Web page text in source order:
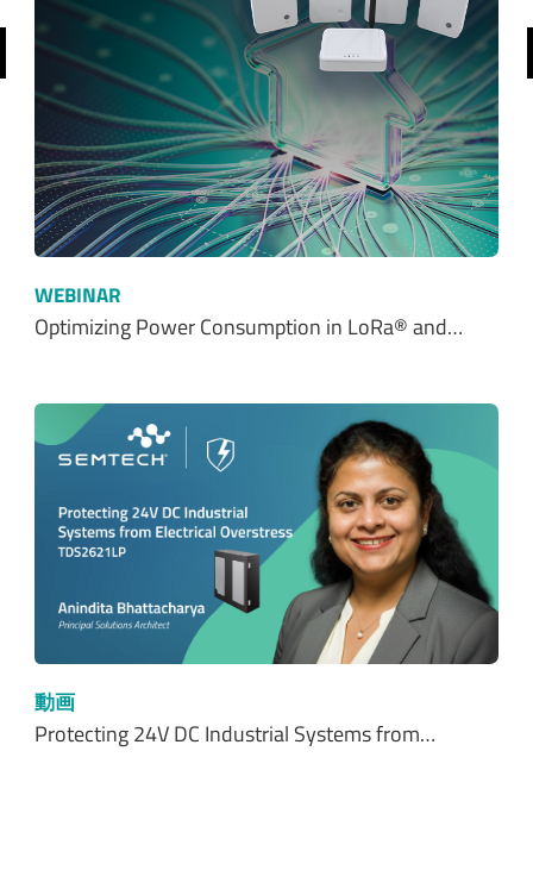
WEBINAR
Optimizing Power Consumption in LoRa® and…
動画
Protecting 24V DC Industrial Systems from…